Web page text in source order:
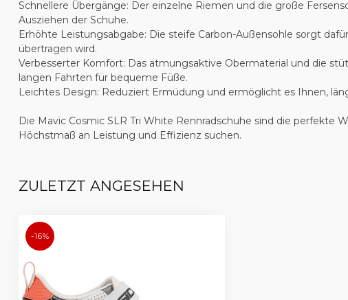
Schnellere Übergänge: Der einzelne Riemen und die große
Ausziehen der Schuhe.
Erhöhte Leistungsabgabe: Die steife Carbon-Außensohle sorgt
übertragen wird.
Verbesserter Komfort: Das atmungsaktive Obermaterial und die
langen Fahrten für bequeme Füße.
Leichtes Design: Reduziert Ermüdung und ermöglicht es Ihnen,
Die Mavic Cosmic SLR Tri White Rennradschuhe sind die perfekte
Höchstmaß an Leistung und Effizienz suchen.
ZULETZT ANGESEHEN
-16%